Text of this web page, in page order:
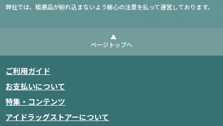
弊社では、粗悪品が紛れ込まないよう細心の注意を払って運営しております。
ページトップへ
ご利用ガイド
お支払いについて
特集・コンテンツ
アイドラッグストアーについて